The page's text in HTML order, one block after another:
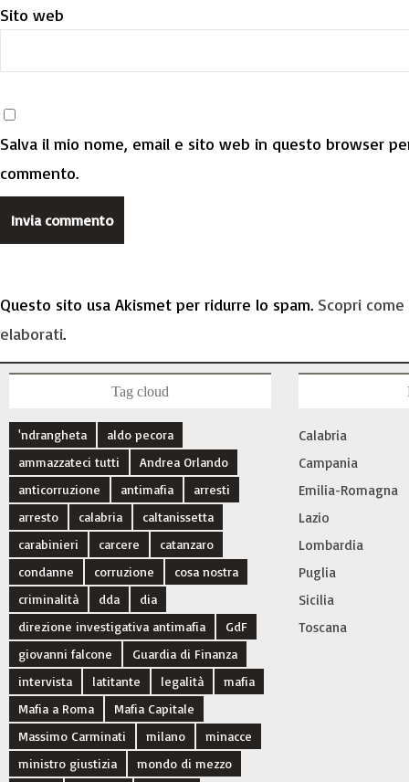
Sito web
Salva il mio nome, email e sito web in questo browser
commento.
Questo sito usa Akismet per ridurre lo spam. Scopri
elaborati.
Tag cloud
'ndrangheta
aldo pecora
ammazzateci tutti
Andrea Orlando
anticorruzione
antimafia
arresti
arresto
calabria
caltanissetta
carabinieri
carcere
catanzaro
condanne
corruzione
cosa nostra
criminalità
dda
dia
direzione investigativa antimafia
GdF
giovanni falcone
Guardia di Finanza
intervista
latitante legalità
mafia
Mafia a Roma
Mafia Capitale
Massimo Carminati
milano
minacce
ministro giustizia
mondo di mezzo
Calabria
Campania
Emilia-Romagna
Lazio
Lombardia
Puglia
Sicilia
Toscana